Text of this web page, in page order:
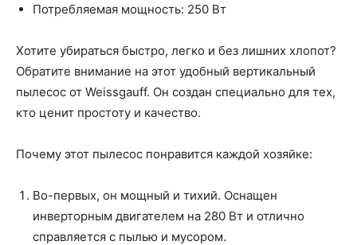
Потребляемая мощность: 250 Вт
Хотите убираться быстро, легко и без лишних хлопот?
Обратите внимание на этот удобный вертикальный
пылесос от Weissgauff. Он создан специально для тех,
кто ценит простоту и качество.
Почему этот пылесос понравится каждой хозяйке:
Во-первых, он мощный и тихий. Оснащен
инверторным двигателем на 280 Вт и отлично
справляется с пылью и мусором.